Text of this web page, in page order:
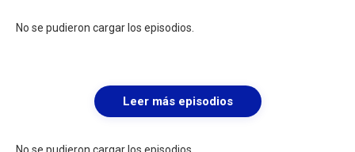
No se pudieron cargar los episodios.
Leer más episodios